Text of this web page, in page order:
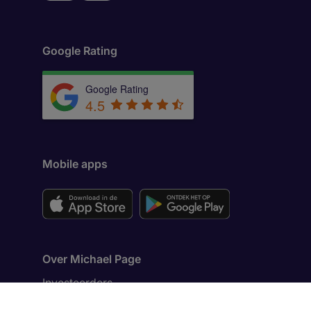
Google Rating
Google Rating
4.5
Mobile apps
Over Michael Page
Investeerders